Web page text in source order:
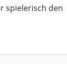
spielerisch den